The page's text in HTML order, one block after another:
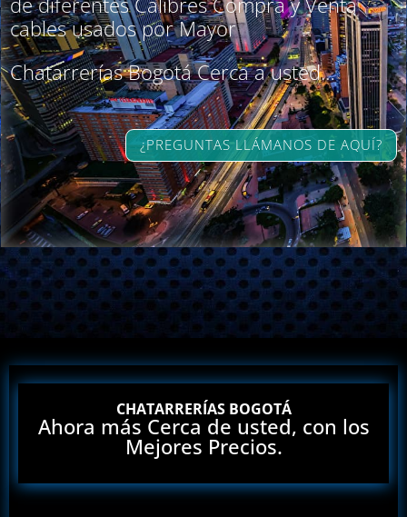
cables usados por Mayor
Chatarrerías Bogotá Cerca a usted…
¿PREGUNTAS LLÁMANOS DE AQUÍ?
CHATARRERÍAS BOGOTÁ
Ahora más Cerca de usted, con los
Mejores Precios.